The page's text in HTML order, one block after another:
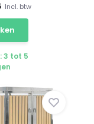
Incl. btw
3 tot 5